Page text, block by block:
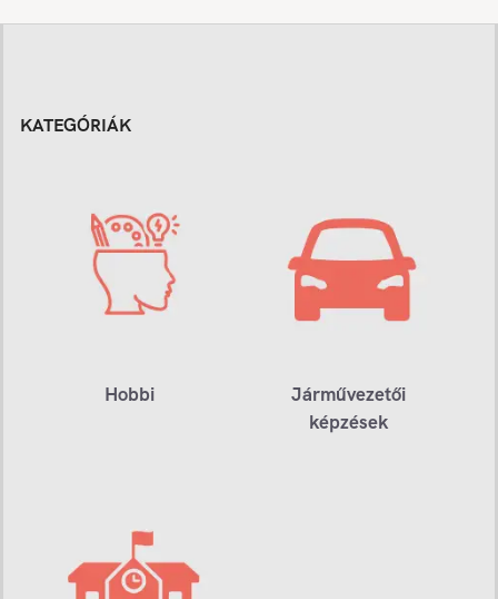
KATEGÓRIÁK
Hobbi
Járművezetői
képzések